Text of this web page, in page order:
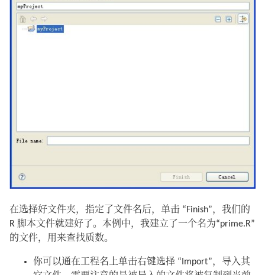
在选择好文件夹，指定了文件名后，单击 “Finish”，我们的
R 脚本文件就建好了。本例中，我建立了一个名为“prime.R”
的文件，用来查找质数。
你可以通在工程名上单击右键选择 “Import”，导入其